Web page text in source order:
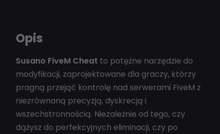
Opis
Susano FiveM Cheat to potężne narzędzie do
modyfikacji, zaprojektowane dla graczy, którzy
pragną przejąć kontrolę nad serwerami FiveM z
niezrównaną precyzją, dyskrecją i
wszechstronnością. Niezależnie od tego, czy
dążysz do perfekcyjnych eliminacji, czy po